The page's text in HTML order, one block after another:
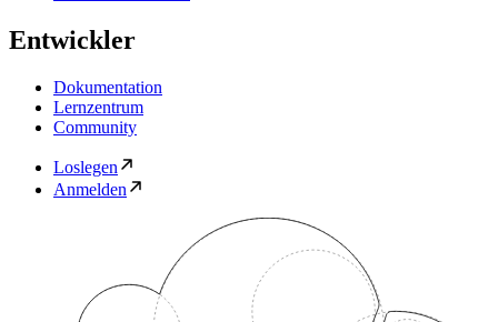
Entwickler
Dokumentation
Lernzentrum
Community
Loslegen
Anmelden